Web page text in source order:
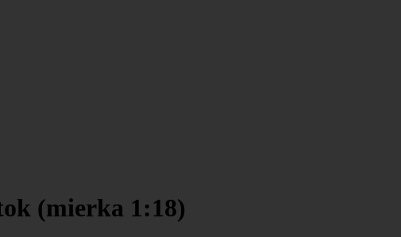
(mierka 1:18)